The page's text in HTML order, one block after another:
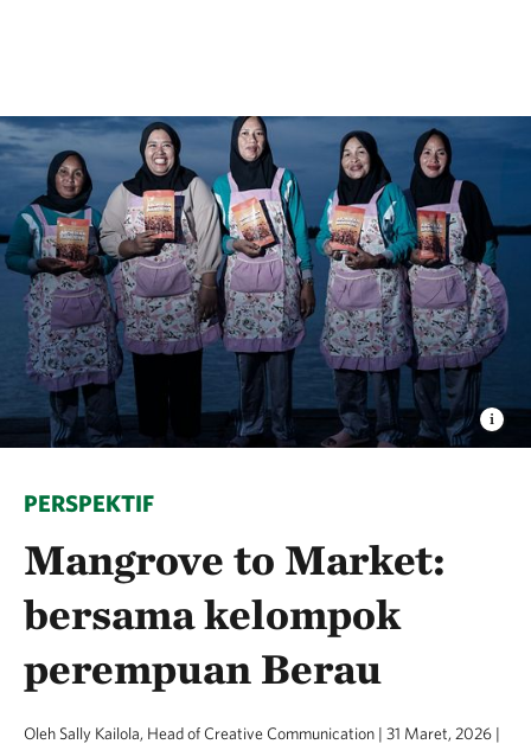
PERSPEKTIF
Mangrove to Market:
bersama kelompok
perempuan Berau
Oleh Sally Kailola, Head of Creative Communication | 31 Maret, 2026 |